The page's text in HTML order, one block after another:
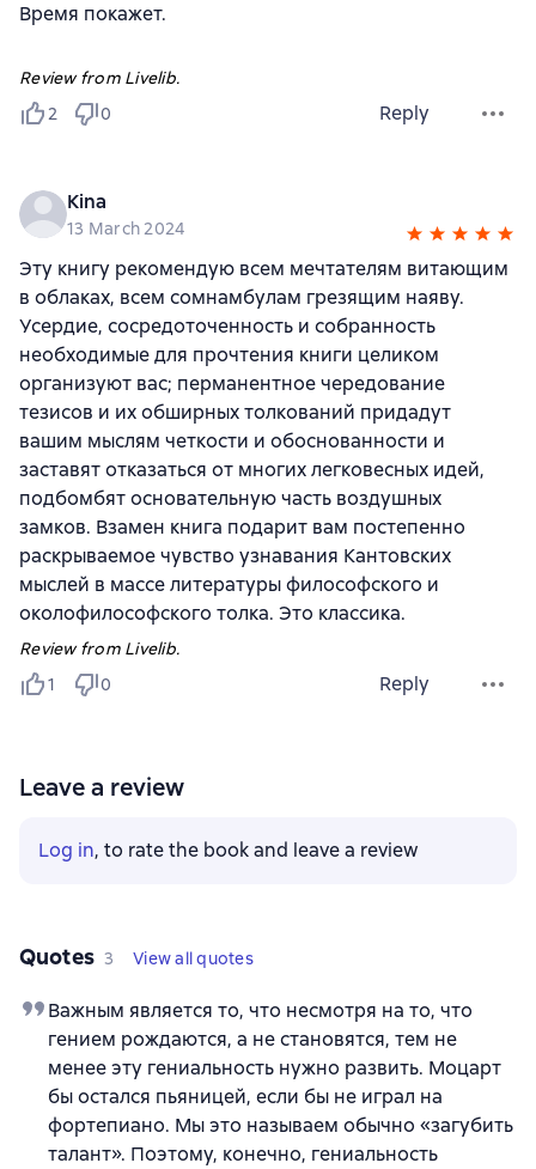
Время покажет.
Review from Livelib.
2
0 Reply
Kina
13 March 2024
Эту книгу рекомендую всем мечтателям витающим
в облаках, всем сомнамбулам грезящим наяву.
Усердие, сосредоточенность и собранность
необходимые для прочтения книги целиком
организуют вас; перманентное чередование
тезисов и их обширных толкований придадут
вашим мыслям четкости и обоснованности и
заставят отказаться от многих легковесных идей,
подбомбят основательную часть воздушных
замков. Взамен книга подарит вам постепенно
раскрываемое чувство узнавания Кантовских
мыслей в массе литературы философского и
околофилософского толка. Это классика.
Review from Livelib.
1
0 Reply
Leave a review
Log in, to rate the book and leave a review
Quotes 3 View all quotes
Важным является то, что несмотря на то, что
гением рождаются, а не становятся, тем не
менее эту гениальность нужно развить. Моцарт
бы остался пьяницей, если бы не играл на
фортепиано. Мы это называем обычно «загубить
талант». Поэтому, конечно, гениальность